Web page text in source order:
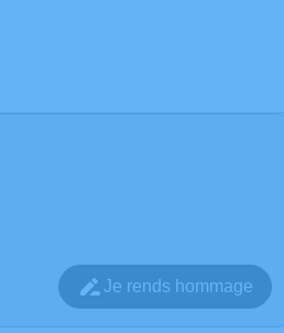
Je rends hommage